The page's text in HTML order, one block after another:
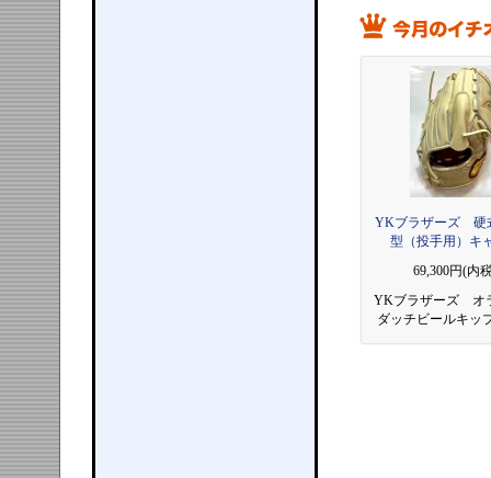
YKブラザーズ 硬
型（投手用）キ
69,300円(内
YKブラザーズ オ
ダッチビールキッ